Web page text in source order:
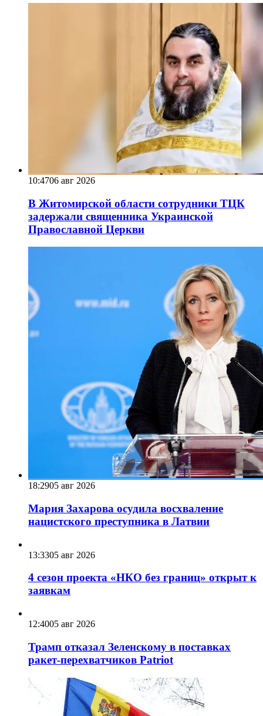
10:4706 авг 2026
В Житомирской области сотрудники ТЦК
задержали священника Украинской
Православной Церкви
18:2905 авг 2026
Мария Захарова осудила восхваление
нацистского преступника в Латвии
13:3305 авг 2026
4 сезон проекта «НКО без границ» открыт к
заявкам
12:4005 авг 2026
Трамп отказал Зеленскому в поставках
ракет-перехватчиков Patriot